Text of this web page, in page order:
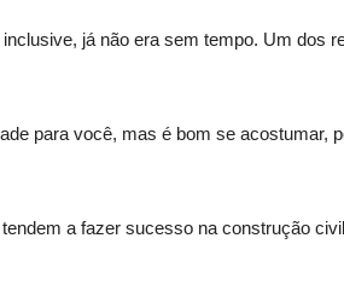
já não era sem tempo. Um dos
para você, mas é bom se acostumar,
a fazer sucesso na construção